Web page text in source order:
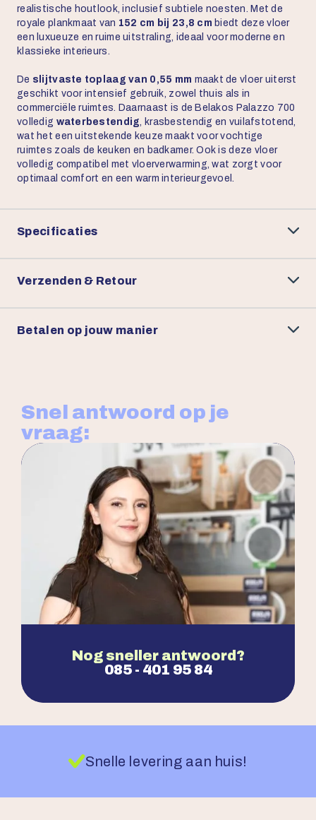
realistische houtlook, inclusief subtiele noesten. Met de
royale plankmaat van 152 cm bij 23,8 cm biedt deze vloer
een luxueuze en ruime uitstraling, ideaal voor moderne en
klassieke interieurs.
De slijtvaste toplaag van 0,55 mm maakt de vloer uiterst
geschikt voor intensief gebruik, zowel thuis als in
commerciële ruimtes. Daarnaast is de Belakos Palazzo 700
volledig waterbestendig, krasbestendig en vuilafstotend,
wat het een uitstekende keuze maakt voor vochtige
ruimtes zoals de keuken en badkamer. Ook is deze vloer
volledig compatibel met vloerverwarming, wat zorgt voor
optimaal comfort en een warm interieurgevoel.
Specificaties
Verzenden & Retour
Betalen op jouw manier
Snel antwoord op je
vraag:
Nog sneller antwoord?
085 - 401 95 84
Snelle levering aan huis!